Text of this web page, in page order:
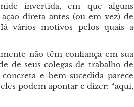
invertida, em que alguns
direta antes (ou em vez) de
vários motivos pelos quais a
não têm confiança em sua
de seus colegas de trabalho de
e bem-sucedida parece
podem apontar e dizer: “aqui,